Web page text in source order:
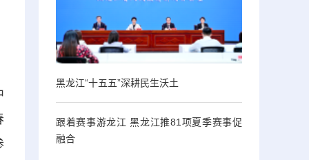
黑龙江“十五五”深耕民生沃土
跟着赛事游龙江 黑龙江推81项夏季赛事促
融合